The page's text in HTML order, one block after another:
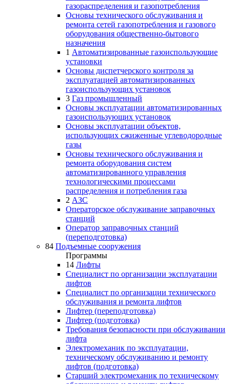
газораспределения и газопотребления
Основы технического обслуживания и
ремонта сетей газопотребления и газового
оборудования общественно-бытового
назначения
1 Автоматизированные газоиспользующие
установки
Основы диспетчерского контроля за
эксплуатацией автоматизированных
газоиспользующих установок
3 Газ промышленный
Основы эксплуатации автоматизированных
газоиспользующих установок
Основы эксплуатации объектов,
использующих сжиженные углеводородные
газы
Основы технического обслуживания и
ремонта оборудования систем
автоматизированного управления
технологическими процессами
распределения и потребления газа
2 АЗС
Операторское обслуживание заправочных
станций
Оператор заправочных станций
(переподготовка)
84 Подъемные сооружения
Программы
14 Лифты
Специалист по организации эксплуатации
лифтов
Специалист по организации технического
обслуживания и ремонта лифтов
Лифтер (переподготовка)
Лифтер (подготовка)
Требования безопасности при обслуживании
лифта
Электромеханик по эксплуатации,
техническому обслуживанию и ремонту
лифтов (подготовка)
Старший электромеханик по техническому